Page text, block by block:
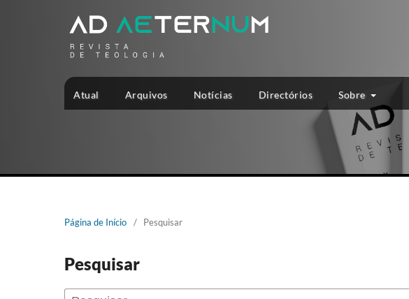
Atual Arquivos Notícias Directórios Sobre
Página de Início / Pesquisar
Pesquisar